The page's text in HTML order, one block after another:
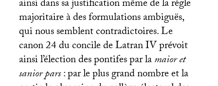
ainsi dans sa justification même de la règle
majoritaire à des formulations ambiguës,
qui nous semblent contradictoires. Le
canon 24 du concile de LatranIVprévoit
ainsi l’élection des pontifes par lamaior et
sanior pars: par le plus grand nombre et la